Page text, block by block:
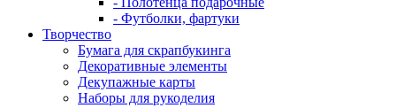
- Футболки, фартуки
Творчество
Бумага для скрапбукинга
Декоративные элементы
Декупажные карты
Наборы для рукоделия